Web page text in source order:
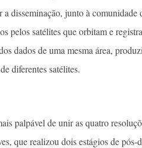
disseminação, junto à comunidade
pelos satélites que orbitam e
dados de uma mesma área,
diferentes satélites.
palpável de unir as quatro
que realizou dois estágios de